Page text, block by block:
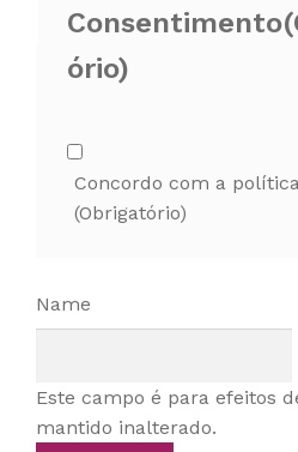
Consentimento
ório)
Concordo com a
(Obrigatório)
Name
Este campo é para efeitos
mantido inalterado.